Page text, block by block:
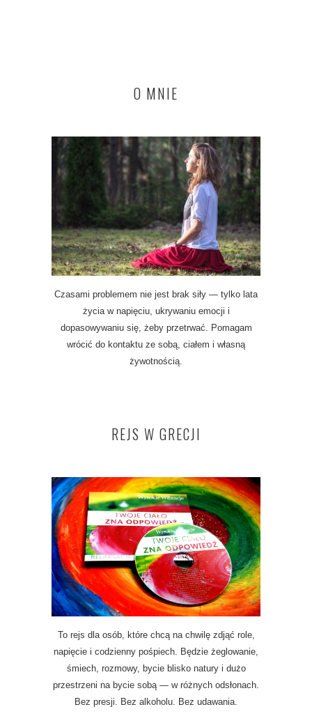
O MNIE
Czasami problemem nie jest brak siły — tylko lata
życia w napięciu, ukrywaniu emocji i
dopasowywaniu się, żeby przetrwać. Pomagam
wrócić do kontaktu ze sobą, ciałem i własną
żywotnością.
REJS W GRECJI
To rejs dla osób, które chcą na chwilę zdjąć role,
napięcie i codzienny pośpiech. Będzie żeglowanie,
śmiech, rozmowy, bycie blisko natury i dużo
przestrzeni na bycie sobą — w różnych odsłonach.
Bez presji. Bez alkoholu. Bez udawania.